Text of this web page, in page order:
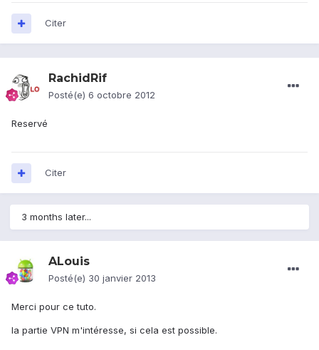
Citer
RachidRif
Posté(e) 6 octobre 2012
Reservé
Citer
3 months later...
ALouis
Posté(e) 30 janvier 2013
Merci pour ce tuto.
la partie VPN m'intéresse, si cela est possible.